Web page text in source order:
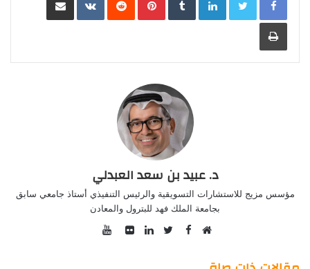
طباعة
د. عبيد بن سعد العبدلي
مؤسس مزيج للاستشارات التسويقية والرئيس التنفيذي أستاذ جامعي سابق
بجامعة الملك فهد للبترول والمعادن
Facebook